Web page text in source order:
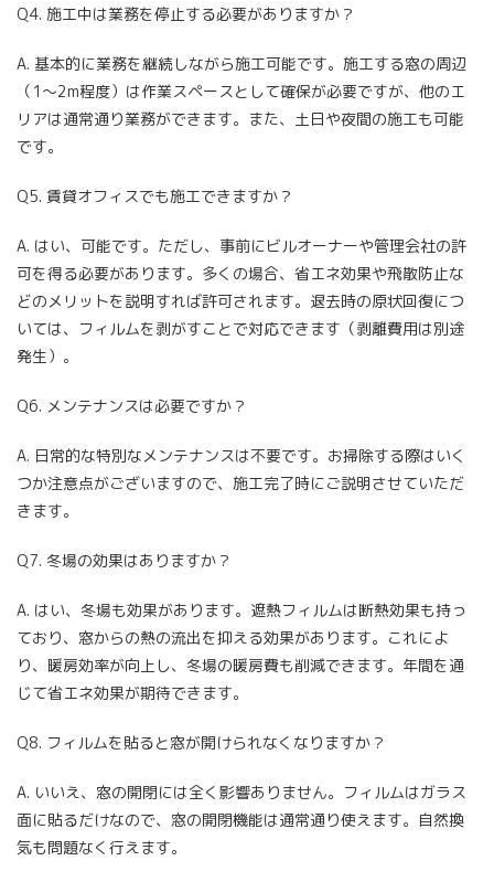
Q4. 施工中は業務を停止する必要がありますか？
A. 基本的に業務を継続しながら施工可能です。施工する窓の周辺
（1〜2m程度）は作業スペースとして確保が必要ですが、他のエ
リアは通常通り業務ができます。また、土日や夜間の施工も可能
です。
Q5. 賃貸オフィスでも施工できますか？
A. はい、可能です。ただし、事前にビルオーナーや管理会社の許
可を得る必要があります。多くの場合、省エネ効果や飛散防止な
どのメリットを説明すれば許可されます。退去時の原状回復につ
いては、フィルムを剥がすことで対応できます（剥離費用は別途
発生）。
Q6. メンテナンスは必要ですか？
A. 日常的な特別なメンテナンスは不要です。お掃除する際はいく
つか注意点がございますので、施工完了時にご説明させていただ
きます。
Q7. 冬場の効果はありますか？
A. はい、冬場も効果があります。遮熱フィルムは断熱効果も持っ
ており、窓からの熱の流出を抑える効果があります。これによ
り、暖房効率が向上し、冬場の暖房費も削減できます。年間を通
じて省エネ効果が期待できます。
Q8. フィルムを貼ると窓が開けられなくなりますか？
A. いいえ、窓の開閉には全く影響ありません。フィルムはガラス
面に貼るだけなので、窓の開閉機能は通常通り使えます。自然換
気も問題なく行えます。